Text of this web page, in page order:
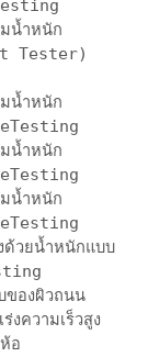
น้ำหนัก
Tester)
น้ำหนัก
น้ำหนัก
น้ำหนัก
ด้วยน้ำหนักแบบ
ของผิวถนน
งความเร็วสูง
อ